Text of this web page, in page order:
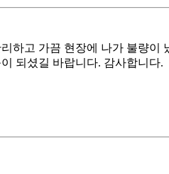
하고 가끔 현장에 나가 불량이
되셨길 바랍니다. 감사합니다.